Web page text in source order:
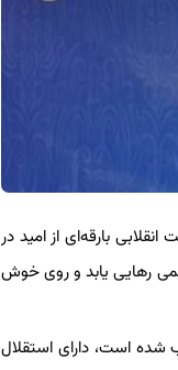
بارقه‌ای از امید در
رهایی یابد و روی خوش
شده است، دارای استقلال